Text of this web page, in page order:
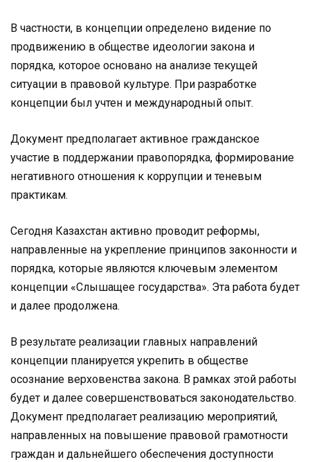
В частности, в концепции определено видение по
продвижению в обществе идеологии закона и
порядка, которое основано на анализе текущей
ситуации в правовой культуре. При разработке
концепции был учтен и международный опыт.
Документ предполагает активное гражданское
участие в поддержании правопорядка, формирование
негативного отношения к коррупции и теневым
практикам.
Сегодня Казахстан активно проводит реформы,
направленные на укрепление принципов законности и
порядка, которые являются ключевым элементом
концепции «Слышащее государства». Эта работа будет
и далее продолжена.
В результате реализации главных направлений
концепции планируется укрепить в обществе
осознание верховенства закона. В рамках этой работы
будет и далее совершенствоваться законодательство.
Документ предполагает реализацию мероприятий,
направленных на повышение правовой грамотности
граждан и дальнейшего обеспечения доступности